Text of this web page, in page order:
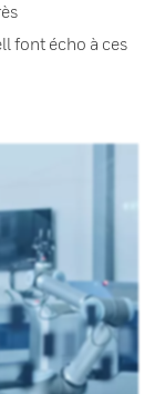
font écho à ces